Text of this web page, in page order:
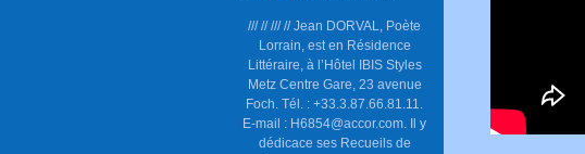
/// // /// // Jean DORVAL, Poète
Lorrain, est en Résidence
Littéraire, à l’Hôtel IBIS Styles
Metz Centre Gare, 23 avenue
Foch. Tél. : +33.3.87.66.81.11.
E-mail : H6854@accor.com. Il y
dédicace ses Recueils de